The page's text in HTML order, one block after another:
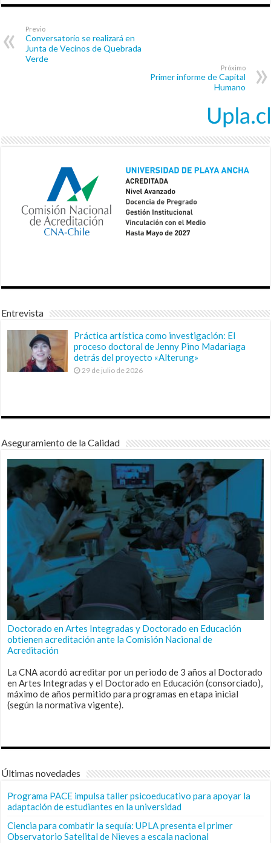
Previo
Conversatorio se realizará en
Junta de Vecinos de Quebrada
Verde
Próximo
Primer informe de Capital
Humano
Entrevista
Práctica artística como investigación: El
proceso doctoral de Jenny Pino Madariaga
detrás del proyecto «Alterung»
29 de julio de 2026
Aseguramiento de la Calidad
Doctorado en Artes Integradas y Doctorado en Educación
obtienen acreditación ante la Comisión Nacional de
Acreditación
La CNA acordó acreditar por un periodo de 3 años al Doctorado
en Artes Integradas y el Doctorado en Educación (consorciado),
máximo de años permitido para programas en etapa inicial
(según la normativa vigente).
Últimas novedades
Programa PACE impulsa taller psicoeducativo para apoyar la
adaptación de estudiantes en la universidad
Ciencia para combatir la sequía: UPLA presenta el primer
Observatorio Satelital de Nieves a escala nacional